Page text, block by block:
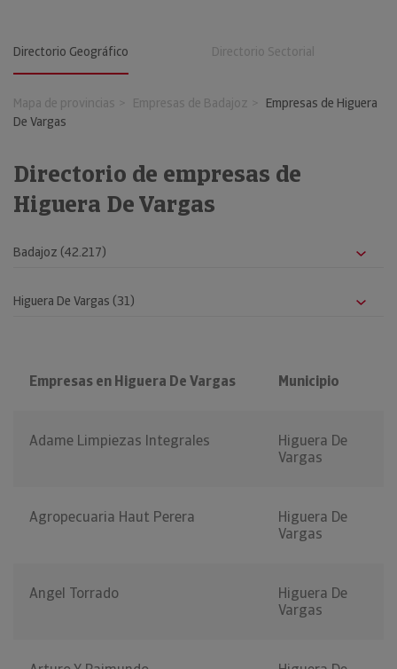
Directorio Geográfico Directorio Sectorial
Mapa de provincias Empresas de Badajoz
Empresas de Higuera
De Vargas
Directorio de empresas de
Higuera De Vargas
Empresas en Higuera De Vargas Municipio
Adame Limpiezas Integrales
Higuera De
Vargas
Agropecuaria Haut Perera
Higuera De
Vargas
Angel Torrado
Higuera De
Vargas